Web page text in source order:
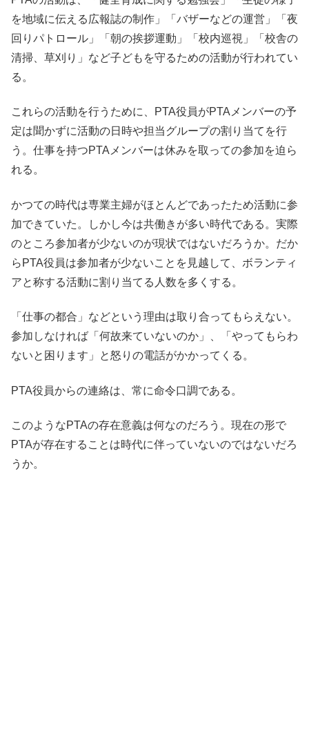
を地域に伝える広報誌の制作」「バザーなどの運営」「夜
回りパトロール」「朝の挨拶運動」「校内巡視」「校舎の
清掃、草刈り」など子どもを守るための活動が行われてい
る。
これらの活動を行うために、PTA役員がPTAメンバーの予
定は聞かずに活動の日時や担当グループの割り当てを行
う。仕事を持つPTAメンバーは休みを取っての参加を迫ら
れる。
かつての時代は専業主婦がほとんどであったため活動に参
加できていた。しかし今は共働きが多い時代である。実際
のところ参加者が少ないのが現状ではないだろうか。だか
らPTA役員は参加者が少ないことを見越して、ボランティ
アと称する活動に割り当てる人数を多くする。
「仕事の都合」などという理由は取り合ってもらえない。
参加しなければ「何故来ていないのか」、「やってもらわ
ないと困ります」と怒りの電話がかかってくる。
PTA役員からの連絡は、常に命令口調である。
このようなPTAの存在意義は何なのだろう。現在の形で
PTAが存在することは時代に伴っていないのではないだろ
うか。